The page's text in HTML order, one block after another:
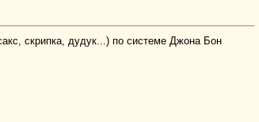
скрипка, дудук...) по системе Джона Бон